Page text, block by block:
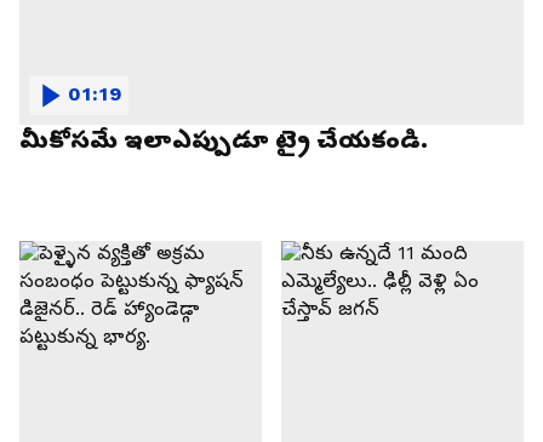
మీకోసమే ఇలాఎప్పుడూ ట్రై చేయకండి.
01:19